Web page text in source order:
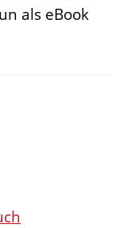
als eBook